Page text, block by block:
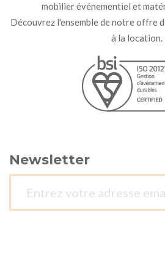
mobilier événementiel et
Découvrez l'ensemble de notre offre
à la location.
Newsletter